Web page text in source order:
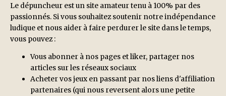
Le dépuncheur est un site amateur tenu à 100% par des
passionnés. Si vous souhaitez soutenir notre indépendance
ludique et nous aider à faire perdurer le site dans le temps,
vous pouvez :
Vous abonner à nos pages et liker, partager nos
articles sur les réseaux sociaux
Acheter vos jeux en passant par nos liens d'affiliation
partenaires (qui nous reversent alors une petite